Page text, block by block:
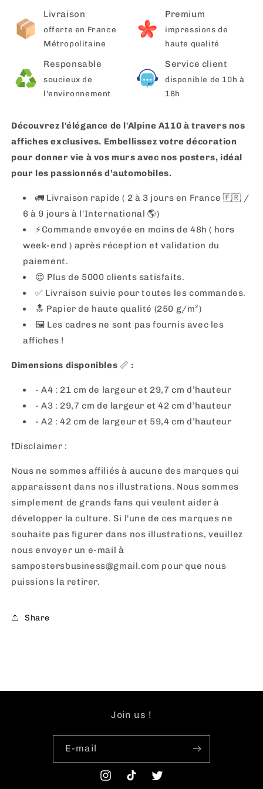
Livraison
offerte en France
Métropolitaine
Premium
impressions de
haute qualité
Responsable
soucieux de
l'environnement
Service client
disponible de 10h à
18h
Découvrez l'élégance de l'Alpine A110 à travers nos
affiches exclusives. Embellissez votre décoration
pour donner vie à vos murs avec nos posters, idéal
pour les passionnés d’automobiles.
🚛 Livraison rapide ( 2 à 3 jours en France 🇫🇷 /
6 à 9 jours à l'International 🌎)
⚡️Commande envoyée en moins de 48h ( hors
week-end ) après réception et validation du
paiement.
😍 Plus de 5000 clients satisfaits.
✅ Livraison suivie pour toutes les commandes.
🔝 Papier de haute qualité (250 g/m²)
🖼 Les cadres ne sont pas fournis avec les
affiches !
Dimensions disponibles 📏 :
- A4 : 21 cm de largeur et 29,7 cm d’hauteur
- A3 : 29,7 cm de largeur et 42 cm d’hauteur
- A2 : 42 cm de largeur et 59,4 cm d’hauteur
❗️Disclaimer :
Nous ne sommes affiliés à aucune des marques qui
apparaissent dans nos illustrations. Nous sommes
simplement de grands fans qui veulent aider à
développer la culture. Si l'une de ces marques ne
souhaite pas figurer dans nos illustrations, veuillez
nous envoyer un e-mail à
sampostersbusiness@gmail.com pour que nous
puissions la retirer.
Share
Join us !
E-mail
InstagramTikTok Twitter